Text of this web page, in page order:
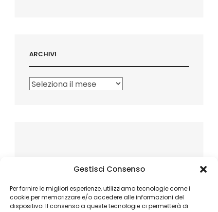
Gestisci Consenso
Per fornire le migliori esperienze, utilizziamo tecnologie come i
cookie per memorizzare e/o accedere alle informazioni del
dispositivo. Il consenso a queste tecnologie ci permetterà di
ARCHIVI
Archivi